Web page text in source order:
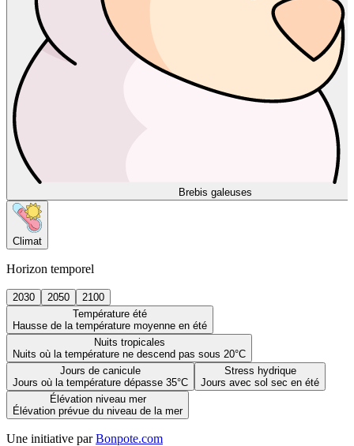
Brebis galeuses
Climat
Horizon temporel
2030 2050
2100
Température été
Hausse de la température moyenne en été
Nuits tropicales
Nuits où la température ne descend pas sous 20°C
Jours de canicule
Jours où la température dépasse 35°C
Stress hydrique
Jours avec sol sec en été
Élévation niveau mer
Élévation prévue du niveau de la mer
Une initiative par Bonpote.com